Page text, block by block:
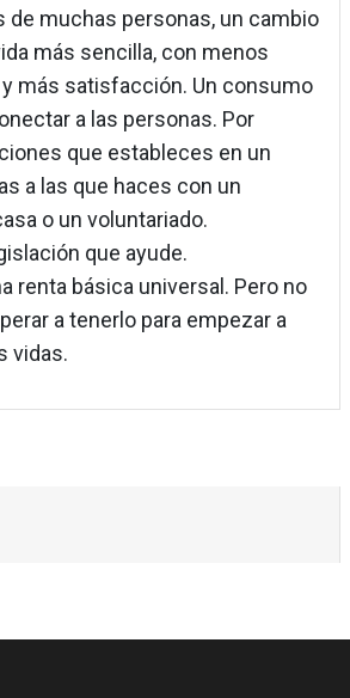
de muchas personas, un cambio
más sencilla, con menos
más satisfacción. Un consumo
a las personas. Por
que estableces en un
a las que haces con un
o un voluntariado.
que ayude.
renta básica universal. Pero no
a tenerlo para empezar a
vidas.